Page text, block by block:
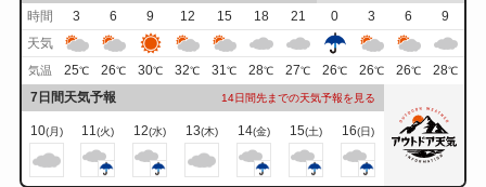
時間
3 6 9 12 15 18 21 0 3 6
9
天気
気温 25℃ 26℃ 30℃ 32℃ 31℃ 28℃ 27℃ 26℃ 26℃ 26℃ 28℃
7日間天気予報 14日間先までの天気予報を見る
10(月) 11(火) 12(水) 13(木) 14(金) 15(土) 16(日)